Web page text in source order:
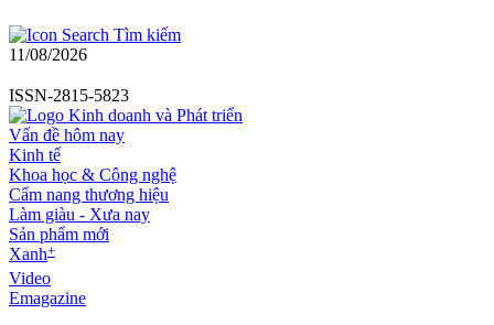
Tìm kiếm
11/08/2026
ISSN-2815-5823
Vấn đề hôm nay
Kinh tế
Khoa học & Công nghệ
Cẩm nang thương hiệu
Làm giàu - Xưa nay
Sản phẩm mới
Xanh+
Video
Emagazine